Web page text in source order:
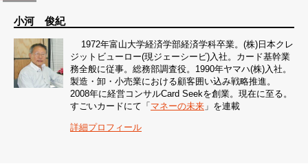
小河 俊紀
1972年富山大学経済学部経済学科卒業。(株)日本クレ
ジットビューロー(現ジェーシービ)入社。カード基幹業
務全般に従事。総務部調査役。1990年ヤマハ(株)入社。
製造・卸・小売業における顧客囲い込み戦略推進。
2008年に経営コンサルCard Seekを創業。現在に至る。
すごいカードにて「 マネーの未来 」を連載
詳細プロフィール